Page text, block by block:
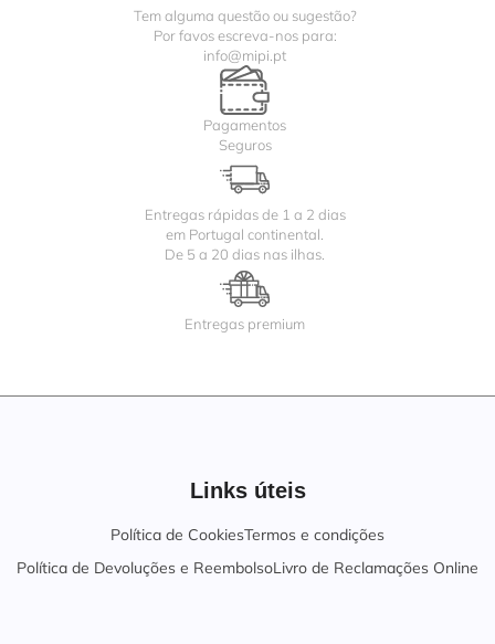
Tem alguma questão ou sugestão?
Por favos escreva-nos para:
info@mipi.pt
Pagamentos
Seguros
Entregas rápidas de 1 a 2 dias
em Portugal continental.
De 5 a 20 dias nas ilhas.
Entregas premium
Links úteis
Política de CookiesTermos e condições
Política de Devoluções e ReembolsoLivro de Reclamações Online